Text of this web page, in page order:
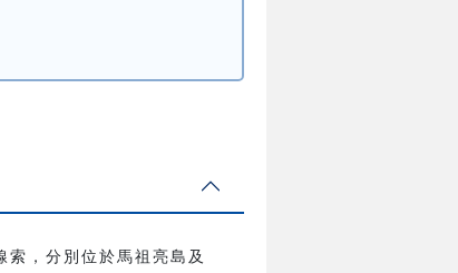
，分別位於馬祖亮島及